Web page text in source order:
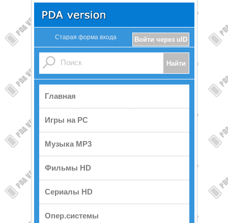
Войти через uID
Старая форма входа
Главная
Игры на PC
Музыка MP3
Фильмы HD
Сериалы HD
Опер.системы